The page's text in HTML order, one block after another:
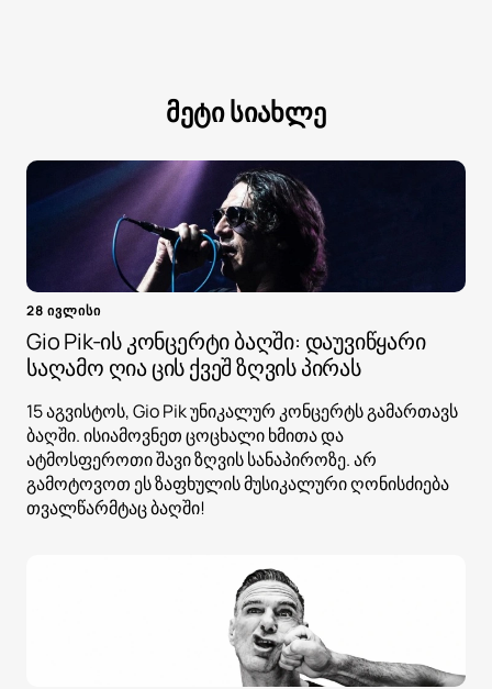
მეტი სიახლე
28 ივლისი
Gio Pik-ის კონცერტი ბაღში: დაუვიწყარი
საღამო ღია ცის ქვეშ ზღვის პირას
15 აგვისტოს, Gio Pik უნიკალურ კონცერტს გამართავს
ბაღში. ისიამოვნეთ ცოცხალი ხმითა და
ატმოსფეროთი შავი ზღვის სანაპიროზე. არ
გამოტოვოთ ეს ზაფხულის მუსიკალური ღონისძიება
თვალწარმტაც ბაღში!